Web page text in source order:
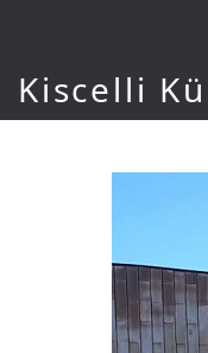
Kiscelli